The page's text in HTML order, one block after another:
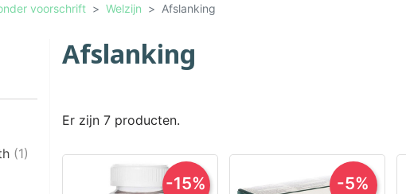
voorschrift Welzijn Afslanking
(1)
Afslanking
Er zijn 7 producten.
-15% -5%